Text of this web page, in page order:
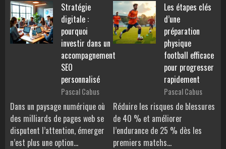
Stratégie
digitale :
pourquoi
investir dans un
accompagnement
SEO
personnalisé
Pascal Cabus
Dans un paysage numérique où
des milliards de pages web se
disputent l’attention, émerger
n’est plus une option…
Les étapes clés
d’une
préparation
physique
football efficace
pour progresser
rapidement
Pascal Cabus
Réduire les risques de blessures
de 40 % et améliorer
l’endurance de 25 % dès les
premiers matchs…